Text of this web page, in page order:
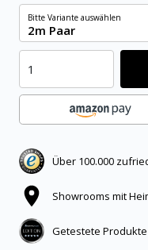
Bitte Variante auswählen
2m Paar
Über 100.000
Showrooms mit
Getestete Produkte